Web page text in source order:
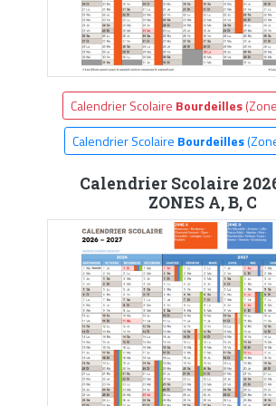
Calendrier Scolaire Bourdeilles
Calendrier Scolaire Bourdeilles
Calendrier Scolaire
ZONES A, B, C